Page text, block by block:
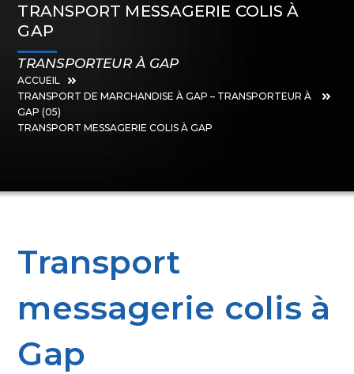
TRANSPORT MESSAGERIE COLIS À
GAP
TRANSPORTEUR À GAP
ACCUEIL
TRANSPORT DE MARCHANDISE À GAP – TRANSPORTEUR À
GAP (05)
TRANSPORT MESSAGERIE COLIS À GAP
Transport
messagerie colis à
Gap